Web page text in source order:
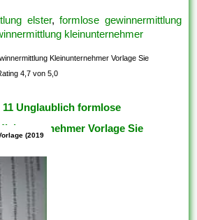
elster,formlose gewinnermittlung
kleinunternehmer
Kleinunternehmer Vorlage Sie
4,7 von 5,0
Unglaublich formlose
Vorlage Sie
(2019